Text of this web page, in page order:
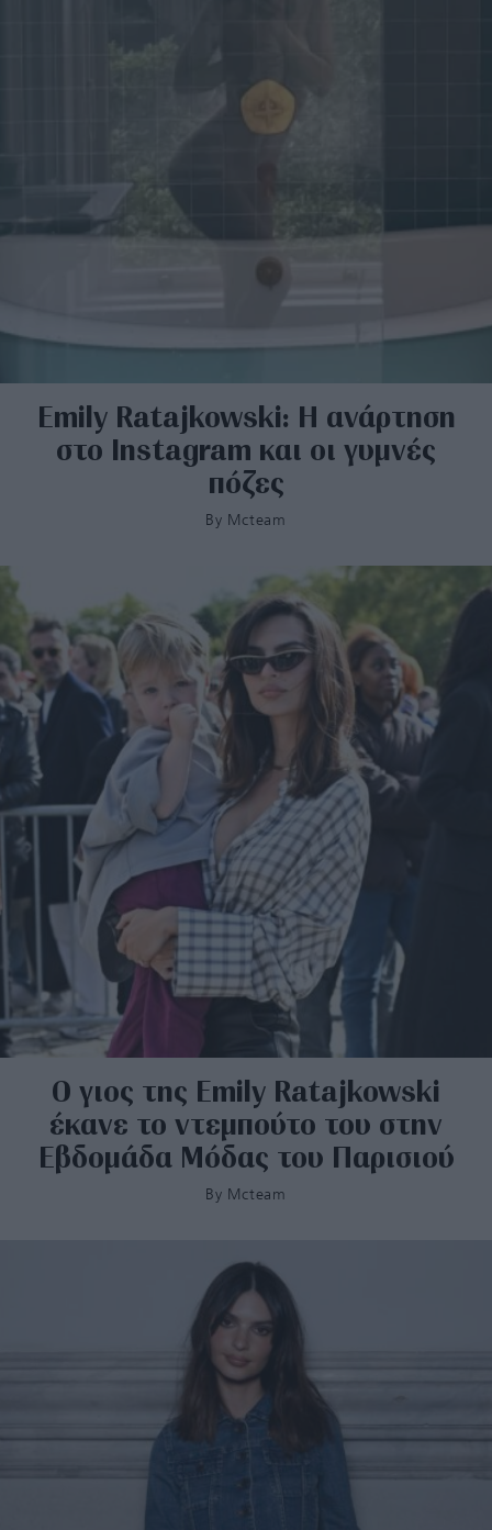
Emily Ratajkowski: Η ανάρτηση
στο Instagram και οι γυμνές
πόζες
By Mcteam
Ο γιος της Emily Ratajkowski
έκανε το ντεμπούτο του στην
Εβδομάδα Μόδας του Παρισιού
By Mcteam